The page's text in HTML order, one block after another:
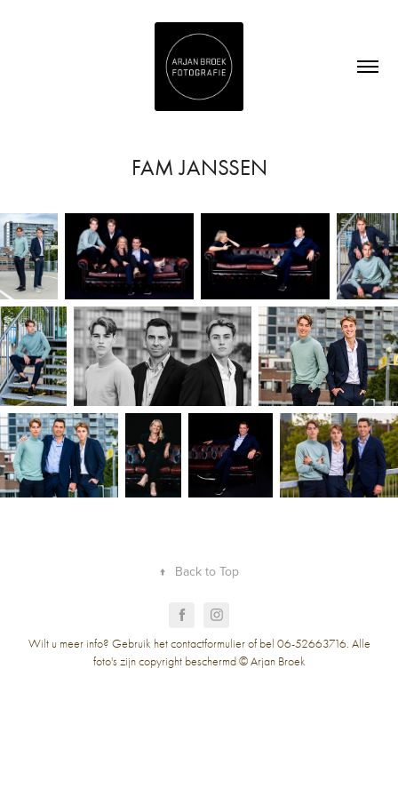
FAM JANSSEN
↑ Back to Top
Wilt u meer info? Gebruik het contactformulier of bel 06-52663716. Alle
foto's zijn copyright beschermd © Arjan Broek